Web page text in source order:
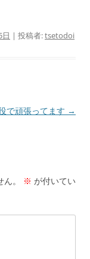
| 投稿者:tsetodoi
で頑張ってます →
。 ※ が付いてい